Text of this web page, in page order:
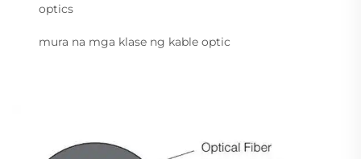
optics
mura na mga klase ng kable optic